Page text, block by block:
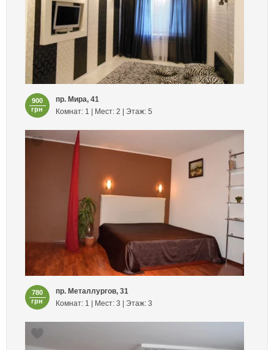
900
грн
пр. Мира, 41
Комнат: 1 | Мест: 2 | Этаж: 5
780
грн
пр. Металлургов, 31
Комнат: 1 | Мест: 3 | Этаж: 3